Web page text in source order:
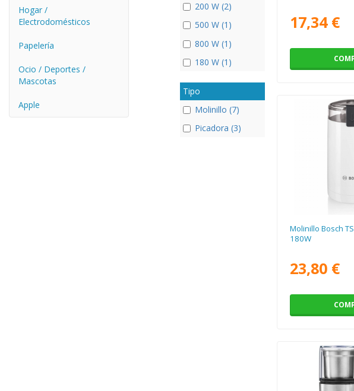
Hogar /
Electrodomésticos
Papelería
Ocio / Deportes /
Mascotas
Apple
200 W (2)
500 W (1)
800 W (1)
180 W (1)
Tipo
Molinillo (7)
Picadora (3)
17,34 €
Molinillo Bosch
180W
23,80 €